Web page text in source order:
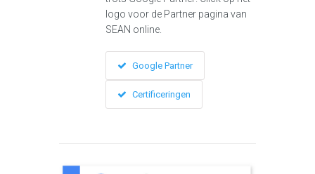
logo voor de Partner pagina van
SEAN online.
Google Partner
Certificeringen